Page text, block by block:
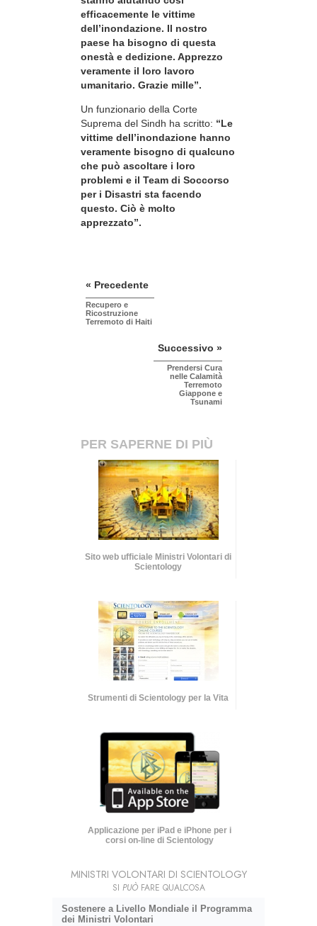
efficacemente le vittime
dell’inondazione. Il nostro
paese ha bisogno di questa
onestà e dedizione. Apprezzo
veramente il loro lavoro
umanitario. Grazie mille”.
Un funzionario della Corte
Suprema del Sindh ha scritto: “Le
vittime dell’inondazione hanno
veramente bisogno di qualcuno
che può ascoltare i loro
problemi e il Team di Soccorso
per i Disastri sta facendo
questo. Ciò è molto
apprezzato”.
« Precedente
Recupero e
Ricostruzione
Terremoto di Haiti
Successivo »
Prendersi Cura
nelle Calamità
Terremoto
Giappone e
Tsunami
PER SAPERNE DI PIÙ
Sito web ufficiale Ministri Volontari di
Scientology
Strumenti di Scientology per la Vita
Applicazione per iPad e iPhone per i
corsi on-line di Scientology
MINISTRI VOLONTARI DI SCIENTOLOGY
SI PUÒFARE QUALCOSA
Sostenere a Livello Mondiale il Programma
dei Ministri Volontari